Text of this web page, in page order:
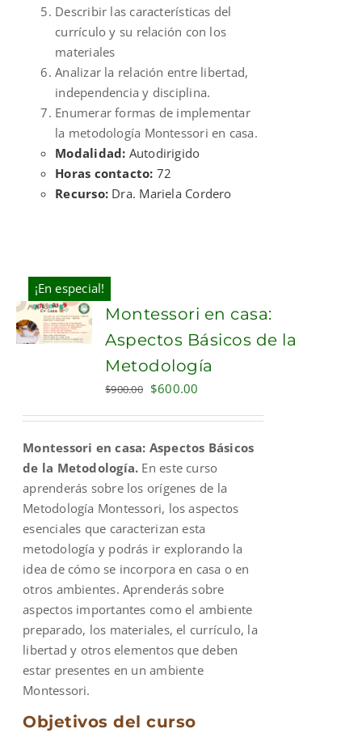
Describir las características del
currículo y su relación con los
materiales
Analizar la relación entre libertad,
independencia y disciplina.
Enumerar formas de implementar
la metodología Montessori en casa.
Modalidad: Autodirigido
Horas contacto: 72
Recurso: Dra. Mariela Cordero
¡En especial!
ADD TO
CART
Montessori en casa:
Aspectos Básicos de la
Metodología
$900.00 Original
$900.00.
$600.00
$600.00.
Montessori en casa: Aspectos Básicos
de la Metodología. En este curso
aprenderás sobre los orígenes de la
Metodología Montessori, los aspectos
esenciales que caracterizan esta
metodología y podrás ir explorando la
idea de cómo se incorpora en casa o en
otros ambientes. Aprenderás sobre
aspectos importantes como el ambiente
preparado, los materiales, el currículo, la
libertad y otros elementos que deben
estar presentes en un ambiente
Montessori.
Objetivos del curso